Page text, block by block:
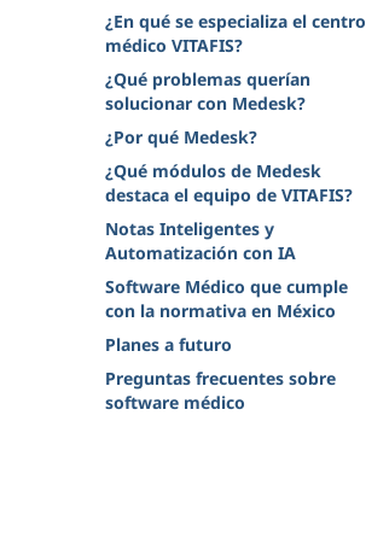
¿En qué se especializa el centro
médico VITAFIS?
¿Qué problemas querían
solucionar con Medesk?
¿Por qué Medesk?
¿Qué módulos de Medesk
destaca el equipo de VITAFIS?
Notas Inteligentes y
Automatización con IA
Software Médico que cumple
con la normativa en México
Planes a futuro
Preguntas frecuentes sobre
software médico